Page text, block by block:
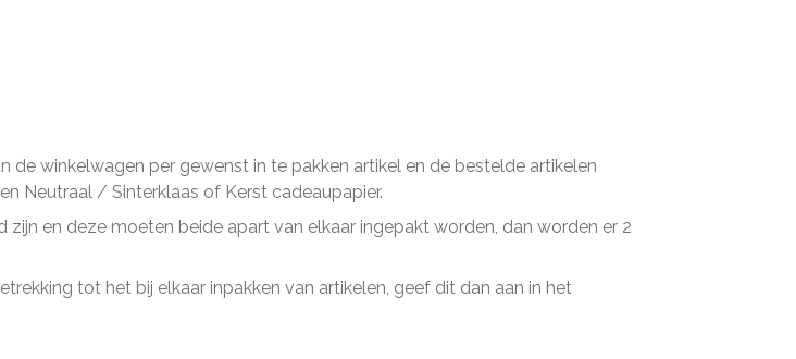
de winkelwagen per gewenst in te pakken artikel en de bestelde artikelen
Neutraal / Sinterklaas of Kerst cadeaupapier.
zijn en deze moeten beide apart van elkaar ingepakt worden, dan worden er 2
tot het bij elkaar inpakken van artikelen, geef dit dan aan in het